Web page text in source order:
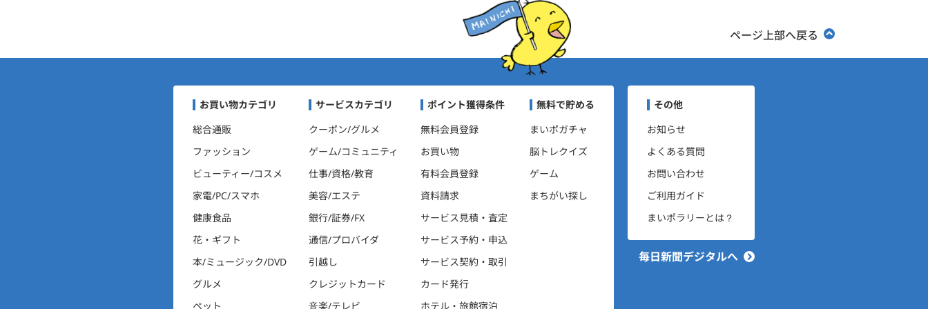
ページ上部へ戻る
まいにちポイントくらぶナビゲーション
お買い物カテゴリ
総合通販
ファッション
ビューティー/コスメ
家電/PC/スマホ
健康食品
花・ギフト
本/ミュージック/DVD
グルメ
ペット
サービスカテゴリ
クーポン/グルメ
ゲーム/コミュニティ
仕事/資格/教育
美容/エステ
銀行/証券/FX
通信/プロバイダ
引越し
クレジットカード
音楽/テレビ
ポイント獲得条件
無料会員登録
お買い物
有料会員登録
資料請求
サービス見積・査定
サービス予約・申込
サービス契約・取引
カード発行
ホテル・旅館宿泊
無料で貯める
まいポガチャ
脳トレクイズ
ゲーム
まちがい探し
ユーザーナビゲーション
その他
お知らせ
よくある質問
お問い合わせ
ご利用ガイド
まいポラリーとは？
毎日新聞デジタルへ